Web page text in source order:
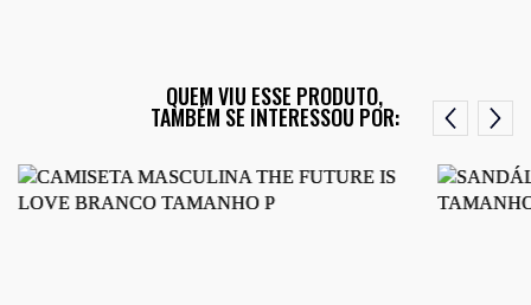
QUEM VIU ESSE PRODUTO,
TAMBÉM SE INTERESSOU POR: